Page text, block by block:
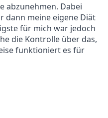
abzunehmen. Dabei
dann meine eigene Diät
für mich war jedoch
die Kontrolle über das,
funktioniert es für